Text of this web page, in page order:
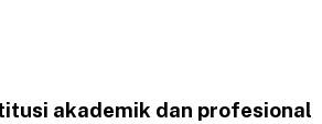
akademik dan profesional